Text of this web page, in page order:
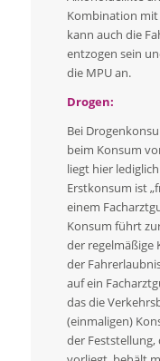
Kombination mit
kann auch die
entzogen sein
die MPU an.
Drogen:
Bei
beim Konsum
liegt hier
Erstkonsum ist
einem
Konsum führt
der regelmäßige
der
auf ein
das die
(einmaligen)
der Feststellung,